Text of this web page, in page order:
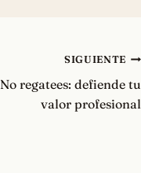
SIGUIENTE
No regatees: defiende tu
valor profesional